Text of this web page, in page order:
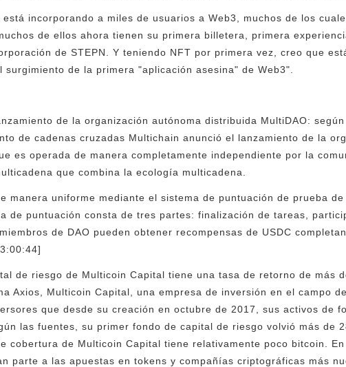
está incorporando a miles de usuarios a Web3, muchos de los
de ellos ahora tienen su primera billetera, primera
de STEPN. Y teniendo NFT por primera vez, creo que
surgimiento de la primera "aplicación asesina" de Web3".
de la organización autónoma distribuida MultiDAO:
de cadenas cruzadas Multichain anunció el lanzamiento de la
es operada de manera completamente independiente por la
que combina la ecología multicadena.
manera uniforme mediante el sistema de puntuación de prueba
de puntuación consta de tres partes: finalización de tareas,
de DAO pueden obtener recompensas de USDC
de riesgo de Multicoin Capital tiene una tasa de retorno de más
Axios, Multicoin Capital, una empresa de inversión en el campo
que desde su creación en octubre de 2017, sus activos de
las fuentes, su primer fondo de capital de riesgo volvió más de
cobertura de Multicoin Capital tiene relativamente poco bitcoin.
parte a las apuestas en tokens y compañías criptográficas más